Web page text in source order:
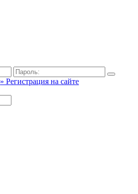
» Регистрация на сайте